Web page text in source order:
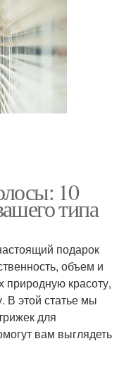
10
типа
подарок
объем и
природную красоту,
В этой статье мы
для
вам выглядеть